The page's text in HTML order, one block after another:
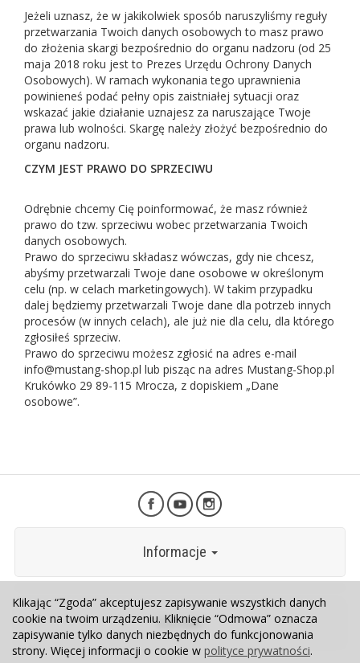
Jeżeli uznasz, że w jakikolwiek sposób naruszyliśmy reguły
przetwarzania Twoich danych osobowych to masz prawo
do złożenia skargi bezpośrednio do organu nadzoru (od 25
maja 2018 roku jest to Prezes Urzędu Ochrony Danych
Osobowych). W ramach wykonania tego uprawnienia
powinieneś podać pełny opis zaistniałej sytuacji oraz
wskazać jakie działanie uznajesz za naruszające Twoje
prawa lub wolności. Skargę należy złożyć bezpośrednio do
organu nadzoru.
CZYM JEST PRAWO DO SPRZECIWU
Odrębnie chcemy Cię poinformować, że masz również
prawo do tzw. sprzeciwu wobec przetwarzania Twoich
danych osobowych.
Prawo do sprzeciwu składasz wówczas, gdy nie chcesz,
abyśmy przetwarzali Twoje dane osobowe w określonym
celu (np. w celach marketingowych). W takim przypadku
dalej będziemy przetwarzali Twoje dane dla potrzeb innych
procesów (w innych celach), ale już nie dla celu, dla którego
zgłosiłeś sprzeciw.
Prawo do sprzeciwu możesz zgłosić na adres e-mail
info@mustang-shop.pl lub pisząc na adres Mustang-Shop.pl
Krukówko 29 89-115 Mrocza, z dopiskiem „Dane
osobowe”.
Informacje
Kontakt
Klikając “Zgoda” akceptujesz zapisywanie wszystkich danych
cookie na twoim urządzeniu. Kliknięcie “Odmowa” oznacza
zapisywanie tylko danych niezbędnych do funkcjonowania
strony. Więcej informacji o cookie w polityce prywatności.